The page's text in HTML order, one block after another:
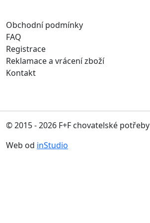
Obchodní podmínky
FAQ
Registrace
Reklamace a vrácení zboží
Kontakt
© 2015 - 2026 F+F chovatelské potřeby
Web od inStudio